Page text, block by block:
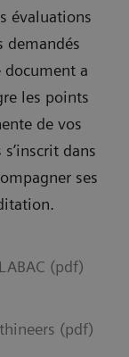
évaluations
demandés
document a
les points
de vos
dans
ses
(pdf)
(pdf)